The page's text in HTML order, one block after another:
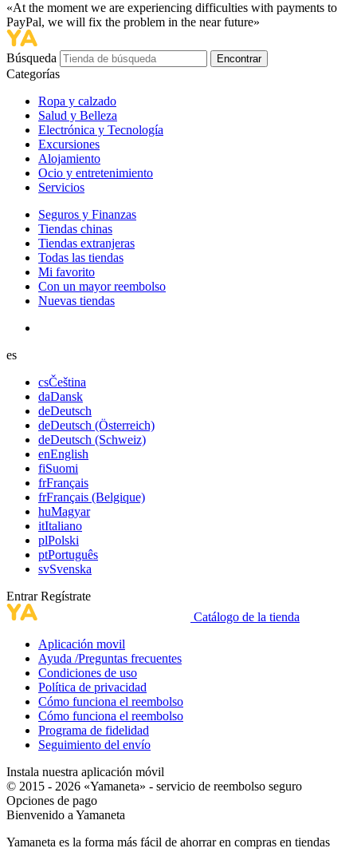
«At the moment we are experiencing difficulties with payments to
PayPal, we will fix the problem in the near future»
Búsqueda Encontrar
Categorías
Ropa y calzado
Salud y Belleza
Electrónica y Tecnología
Excursiones
Alojamiento
Ocio y entretenimiento
Servicios
Seguros y Finanzas
Tiendas chinas
Tiendas extranjeras
Todas las tiendas
Mi favorito
Con un mayor reembolso
Nuevas tiendas
es
csČeština
daDansk
deDeutsch
deDeutsch (Österreich)
deDeutsch (Schweiz)
enEnglish
fiSuomi
frFrançais
frFrançais (Belgique)
huMagyar
itItaliano
plPolski
ptPortuguês
svSvenska
Entrar Regístrate
Catálogo de la tienda
Aplicación movil
Ayuda /Preguntas frecuentes
Condiciones de uso
Política de privacidad
Cómo funciona el reembolso
Cómo funciona el reembolso
Programa de fidelidad
Seguimiento del envío
Instala nuestra aplicación móvil
© 2015 - 2026 «Yamaneta» - servicio de reembolso seguro
Opciones de pago
Bienvenido a Yamaneta
Yamaneta es la forma más fácil de ahorrar en compras en tiendas